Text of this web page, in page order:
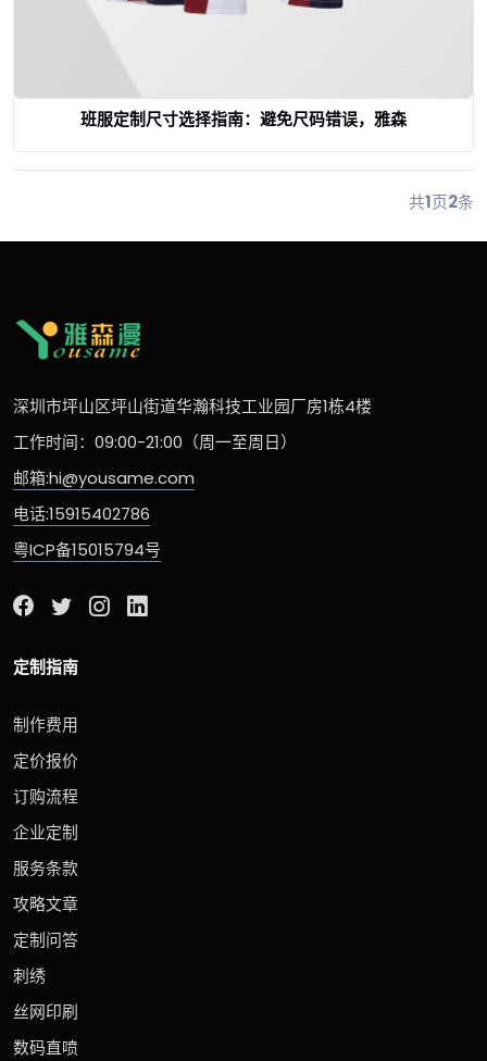
班服定制尺寸选择指南：避免尺码错误，雅森
共1页2条
深圳市坪山区坪山街道华瀚科技工业园厂房1栋4楼
工作时间：09:00-21:00（周一至周日）
邮箱:hi@yousame.com
电话:15915402786
粤ICP备15015794号
定制指南
制作费用
定价报价
订购流程
企业定制
服务条款
攻略文章
定制问答
刺绣
丝网印刷
数码直喷